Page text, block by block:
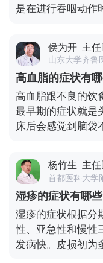
是在进行吞咽动作
不会感觉到疼痛，
就会不断的咳嗽，
所以慢性咽炎以痒
全身也没有症状。
嗽，特别是到了春
流性咽炎会受到慢
物困难等症状。所
侯为开 主
山东大学齐鲁
高血脂的症状有哪
高血脂跟不良的饮
最早期的症状就是
床后会感觉到脑袋
经常的抽筋，这也
出现小腿发凉和麻
胆固醇积聚而引起
因为血液变得粘稠
膜暂时性的缺氧。
前期症状往往不明
得知患有此病，因
杨竹生 主
首都医科大学
湿疹的症状有哪些
湿疹的症状根据分
性、亚急性和慢性
发病快。皮损初为